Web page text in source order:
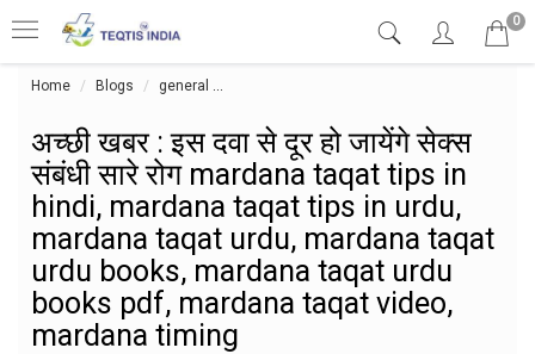
0
Home Blogs general
अच्छी खबर : इस दवा से दूर हो जायेंगे सेक्स
संबंधी सारे रोग mardana taqat tips in
hindi, mardana taqat tips in urdu,
mardana taqat urdu, mardana taqat
urdu books, mardana taqat urdu
books pdf, mardana taqat video,
mardana timing